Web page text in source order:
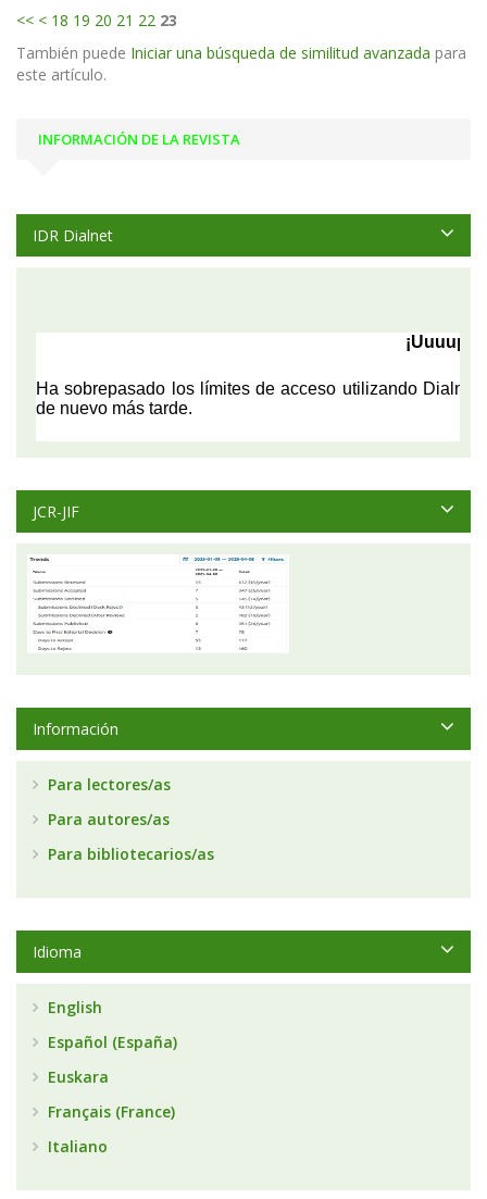
<< < 18 19 20 21 22 23
También puede Iniciar una búsqueda de similitud avanzada para
este artículo.
INFORMACIÓN DE LA REVISTA
IDR Dialnet
JCR-JIF
Información
Para lectores/as
Para autores/as
Para bibliotecarios/as
Idioma
English
Español (España)
Euskara
Français (France)
Italiano